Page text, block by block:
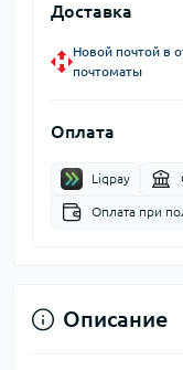
Доставка
Новой почтой в
почтоматы
Оплата
Liqpay
Оплата при
Описание